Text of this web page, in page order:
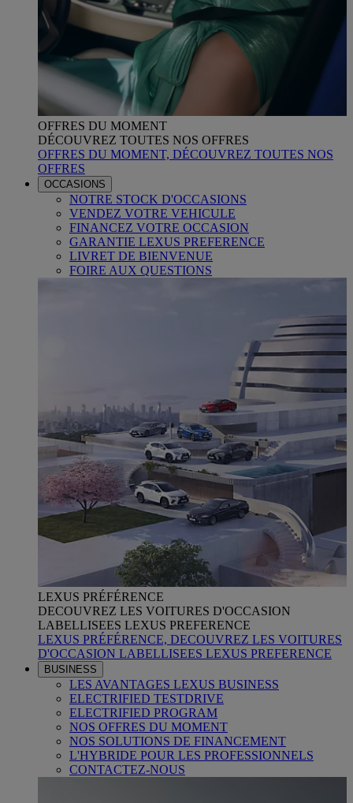
OFFRES DU MOMENT
DÉCOUVREZ TOUTES NOS OFFRES
OFFRES DU MOMENT, DÉCOUVREZ TOUTES NOS
OFFRES
OCCASIONS
NOTRE STOCK D'OCCASIONS
VENDEZ VOTRE VEHICULE
FINANCEZ VOTRE OCCASION
GARANTIE LEXUS PREFERENCE
LIVRET DE BIENVENUE
FOIRE AUX QUESTIONS
LEXUS PRÉFÉRENCE
DECOUVREZ LES VOITURES D'OCCASION
LABELLISEES LEXUS PREFERENCE
LEXUS PRÉFÉRENCE, DECOUVREZ LES VOITURES
D'OCCASION LABELLISEES LEXUS PREFERENCE
BUSINESS
LES AVANTAGES LEXUS BUSINESS
ELECTRIFIED TESTDRIVE
ELECTRIFIED PROGRAM
NOS OFFRES DU MOMENT
NOS SOLUTIONS DE FINANCEMENT
L'HYBRIDE POUR LES PROFESSIONNELS
CONTACTEZ-NOUS